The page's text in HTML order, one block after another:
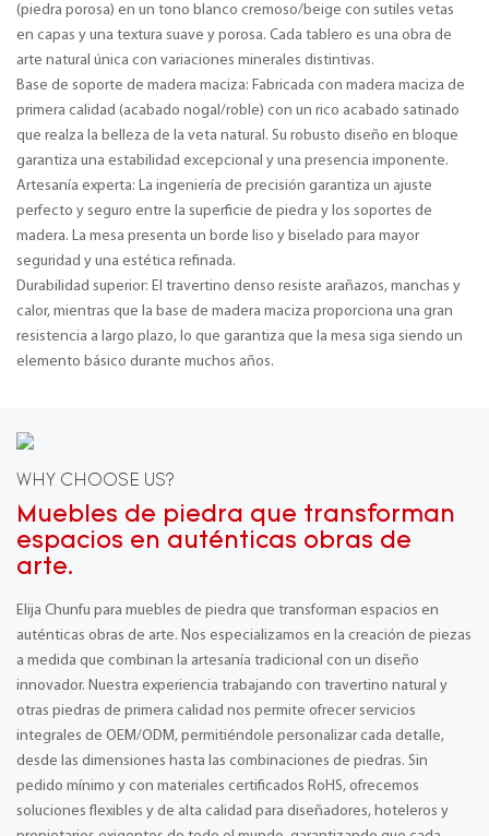
(piedra porosa) en un tono blanco cremoso/beige con sutiles vetas
en capas y una textura suave y porosa. Cada tablero es una obra de
arte natural única con variaciones minerales distintivas.
Base de soporte de madera maciza: Fabricada con madera maciza de
primera calidad (acabado nogal/roble) con un rico acabado satinado
que realza la belleza de la veta natural. Su robusto diseño en bloque
garantiza una estabilidad excepcional y una presencia imponente.
Artesanía experta: La ingeniería de precisión garantiza un ajuste
perfecto y seguro entre la superficie de piedra y los soportes de
madera. La mesa presenta un borde liso y biselado para mayor
seguridad y una estética refinada.
Durabilidad superior: El travertino denso resiste arañazos, manchas y
calor, mientras que la base de madera maciza proporciona una gran
resistencia a largo plazo, lo que garantiza que la mesa siga siendo un
elemento básico durante muchos años.
WHY CHOOSE US?
Muebles de piedra que transforman
espacios en auténticas obras de
arte.
Elija Chunfu para muebles de piedra que transforman espacios en
auténticas obras de arte. Nos especializamos en la creación de piezas
a medida que combinan la artesanía tradicional con un diseño
innovador. Nuestra experiencia trabajando con travertino natural y
otras piedras de primera calidad nos permite ofrecer servicios
integrales de OEM/ODM, permitiéndole personalizar cada detalle,
desde las dimensiones hasta las combinaciones de piedras. Sin
pedido mínimo y con materiales certificados RoHS, ofrecemos
soluciones flexibles y de alta calidad para diseñadores, hoteleros y